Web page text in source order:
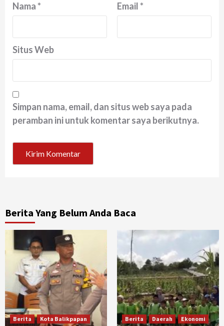
Nama* Email*
Situs Web
Simpan nama, email, dan situs web saya pada
peramban ini untuk komentar saya berikutnya.
Berita Yang Belum Anda Baca
Berita
Kota Balikpapan
Berita Daerah
Ekonomi